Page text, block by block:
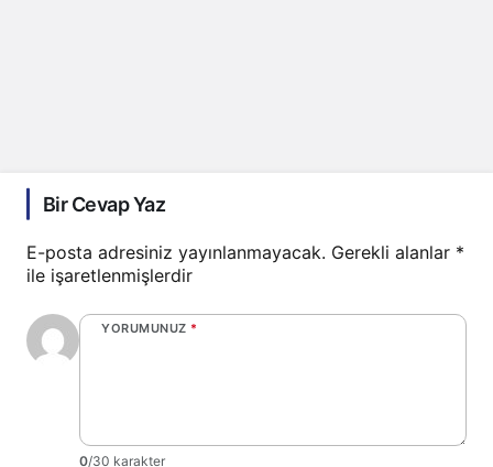
Bir Cevap Yaz
E-posta adresiniz yayınlanmayacak. Gerekli alanlar *
ile işaretlenmişlerdir
YORUMUNUZ *
0/30 karakter